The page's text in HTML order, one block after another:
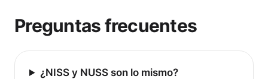
Preguntas frecuentes
¿NISS y NUSS son lo mismo?